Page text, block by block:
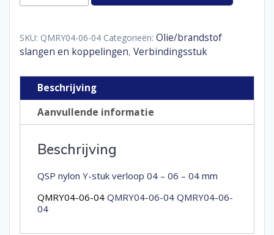
04
-
-
mm
aantal
SKU: QMRY04-06-04 Categorieën: Olie/brandstof
slangen en koppelingen, Verbindingsstuk
Beschrijving
Aanvullende informatie
Beschrijving
QSP nylon Y-stuk verloop 04 – 06 – 04 mm
QMRY04-06-04 QMRY04-06-04 QMRY04-06-
04